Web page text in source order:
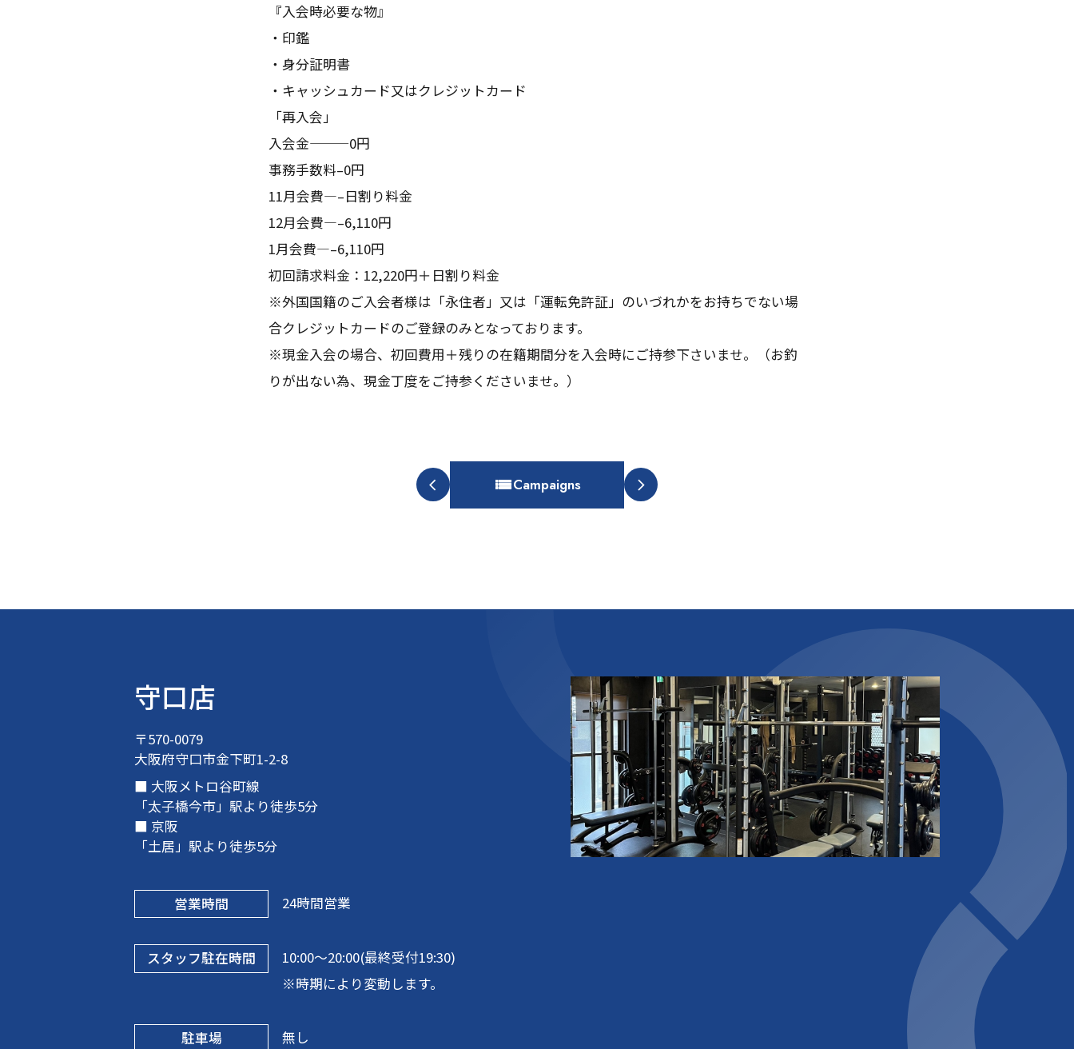
『入会時必要な物』
・印鑑
・身分証明書
・キャッシュカード又はクレジットカード
「再入会」
入会金———0円
事務手数料–0円
11月会費—–日割り料金
12月会費—–6,110円
1月会費—–6,110円
初回請求料金：12,220円＋日割り料金
※外国国籍のご入会者様は「永住者」又は「運転免許証」のいづれかをお持ちでない場
合クレジットカードのご登録のみとなっております。
※現金入会の場合、初回費用＋残りの在籍期間分を入会時にご持参下さいませ。（お釣
りが出ない為、現金丁度をご持参くださいませ。）
arrow_back_ios Campaigns arrow_forward_ios
守口店
〒570-0079
大阪府守口市金下町1-2-8
大阪メトロ谷町線
「太子橋今市」駅より徒歩5分
京阪
「土居」駅より徒歩5分
営業時間 24時間営業
スタッフ駐在時間
10:00～20:00(最終受付19:30)
※時期により変動します。
駐車場 無し